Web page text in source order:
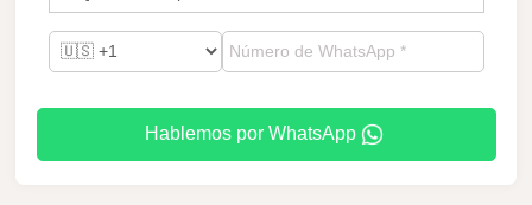
Hablemos por WhatsApp